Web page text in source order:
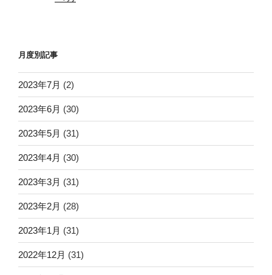
月度別記事
2023年7月 (2)
2023年6月 (30)
2023年5月 (31)
2023年4月 (30)
2023年3月 (31)
2023年2月 (28)
2023年1月 (31)
2022年12月 (31)